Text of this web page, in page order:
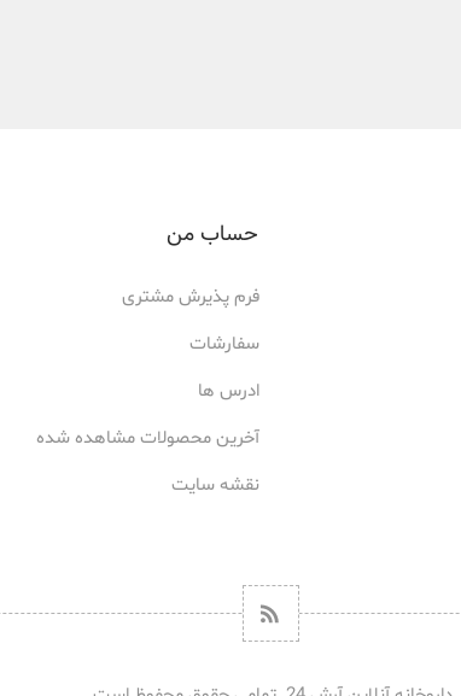
حساب من
فرم پذیرش مشتری
سفارشات
ادرس ها
آخرین محصولات مشاهده شده
نقشه سایت